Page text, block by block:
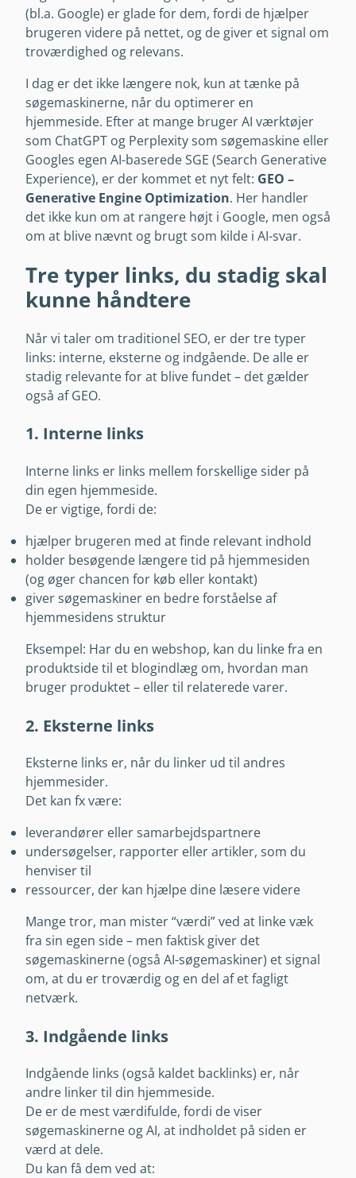
(bl.a. Google) er glade for dem, fordi de hjælper
brugeren videre på nettet, og de giver et signal om
troværdighed og relevans.
I dag er det ikke længere nok, kun at tænke på
søgemaskinerne, når du optimerer en
hjemmeside. Efter at mange bruger AI værktøjer
som ChatGPT og Perplexity som søgemaskine eller
Googles egen AI-baserede SGE (Search Generative
Experience), er der kommet et nyt felt: GEO –
Generative Engine Optimization. Her handler
det ikke kun om at rangere højt i Google, men også
om at blive nævnt og brugt som kilde i AI-svar.
Tre typer links, du stadig skal
kunne håndtere
Når vi taler om traditionel SEO, er der tre typer
links: interne, eksterne og indgående. De alle er
stadig relevante for at blive fundet – det gælder
også af GEO.
1. Interne links
Interne links er links mellem forskellige sider på
din egen hjemmeside.
De er vigtige, fordi de:
hjælper brugeren med at finde relevant indhold
holder besøgende længere tid på hjemmesiden
(og øger chancen for køb eller kontakt)
giver søgemaskiner en bedre forståelse af
hjemmesidens struktur
Eksempel: Har du en webshop, kan du linke fra en
produktside til et blogindlæg om, hvordan man
bruger produktet – eller til relaterede varer.
2. Eksterne links
Eksterne links er, når du linker ud til andres
hjemmesider.
Det kan fx være:
leverandører eller samarbejdspartnere
undersøgelser, rapporter eller artikler, som du
henviser til
ressourcer, der kan hjælpe dine læsere videre
Mange tror, man mister “værdi” ved at linke væk
fra sin egen side – men faktisk giver det
søgemaskinerne (også AI-søgemaskiner) et signal
om, at du er troværdig og en del af et fagligt
netværk.
3. Indgående links
Indgående links (også kaldet backlinks) er, når
andre linker til din hjemmeside.
De er de mest værdifulde, fordi de viser
søgemaskinerne og AI, at indholdet på siden er
værd at dele.
Du kan få dem ved at: